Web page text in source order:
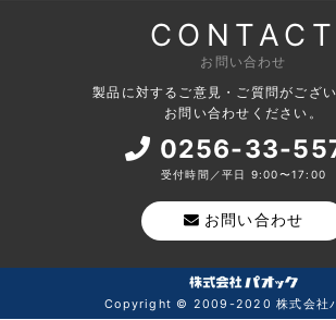
CONTACT
お問い合わせ
製品に対するご意見・ご質問がござ
お問い合わせください。
0256-33-
受付時間／平日 9:00〜17:00
お問い合わせ
Copyright © 2009-2020 株式会社